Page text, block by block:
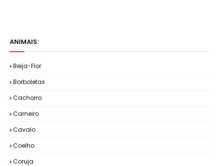
ANIMAIS:
Beija-Flor
Borboletas
Cachorro
Carneiro
Cavalo
Coelho
Coruja